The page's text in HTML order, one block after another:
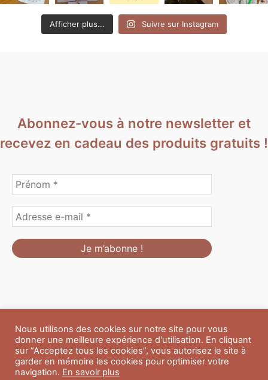
Afficher plus... Suivre sur Instagram
Abonnez-vous à notre newsletter et
recevez en cadeau des produits gratuits !
Formulaire de personnalisation Contact
Boutique
Blog
CGV
Mentions Légales
Politique de confidentialité
A propos
Copyright © 2026 Du Soleil et des Paillettes
Nous utilisons des cookies sur notre site pour vous
donner une meilleure expérience d'utilisation. En cliquant
sur “Acceptez tous les cookies”, vous autorisez le site à
garder en mémoire les cookies pour optimiser votre
navigation. En savoir plus